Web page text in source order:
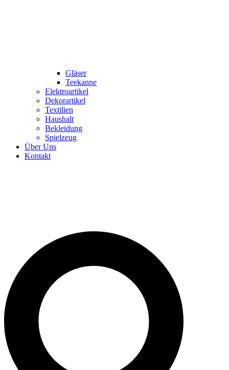
Gläser
Teekanne
Elektroartikel
Dekorartikel
Textilien
Haushalt
Bekleidung
Spielzeug
Über Uns
Kontakt